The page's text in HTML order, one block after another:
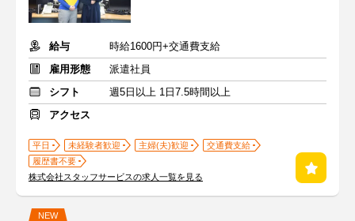
給与
時給1600円+交通費支給
雇用形態
派遣社員
シフト
週5日以上 1日7.5時間以上
アクセス
平日 未経験者歓迎 主婦(夫)歓迎
交通費支給
履歴書不要
株式会社スタッフサービスの求人一覧を見る
NEW